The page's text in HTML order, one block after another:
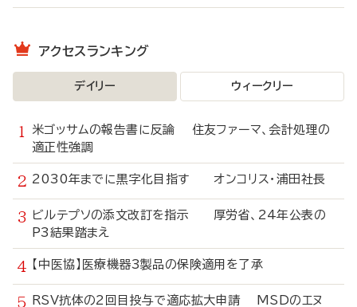
アクセスランキング
デイリー ウィークリー
米ゴッサムの報告書に反論 住友ファーマ、会計処理の
適正性強調
2030年までに黒字化目指す オンコリス・浦田社長
ビルテプソの添文改訂を指示 厚労省、24年公表の
P3結果踏まえ
【中医協】医療機器3製品の保険適用を了承
RSV抗体の2回目投与で適応拡大申請 MSDのエヌ